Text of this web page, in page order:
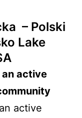
– Polski
Lake
an active
active